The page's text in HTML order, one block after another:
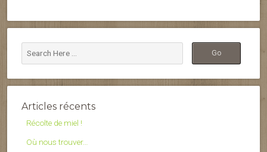
Articles récents
Récolte de miel !
Où nous trouver…